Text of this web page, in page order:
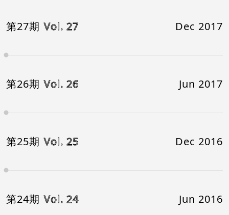
第27期 Vol. 27 Dec 2017
第26期 Vol. 26 Jun 2017
第25期 Vol. 25 Dec 2016
第24期 Vol. 24 Jun 2016